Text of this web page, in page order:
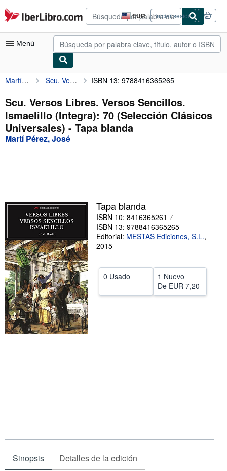
Pasar al contenido principal
IberLibro.com EUR
Preferencias
de
compra
del
Iniciar sesión
Menú
Mi cuenta
Consultar mis pedidos
Búsqueda avanzada
Colecciones
Comenzar a vender
Ayuda
CERRAR
Martí Pérez, José Scu. Versos Libres. Versos Sencillos. Ismaelillo (Integra): 70 (Selección Clásicos Universales) ISBN 13: 9788416365265
Scu. Versos Libres. Versos Sencillos.
Ismaelillo (Integra): 70 (Selección Clásicos
Universales) - Tapa blanda
Martí Pérez, José
Tapa blanda
ISBN 10: 8416365261
ISBN 13: 9788416365265
Editorial: MESTAS Ediciones, S.L.,
2015
0 Usado
1 Nuevo
De EUR 7,20
Sinopsis Detalles de la edición